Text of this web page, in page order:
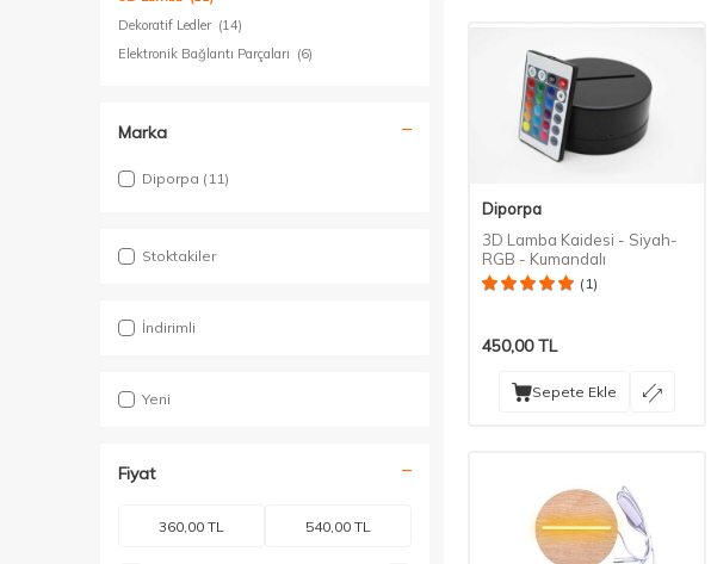
Dekoratif Ledler (14)
Elektronik Bağlantı Parçaları (6)
Marka
Diporpa (11)
Stoktakiler
İndirimli
Yeni
Fiyat
Diporpa
3D Lamba Kaidesi - Siyah-
RGB - Kumandalı
(1)
450,00TL
Sepete Ekle